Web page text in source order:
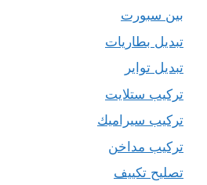
بين سبورت
تبديل بطاريات
تبديل تواير
تركيب ستلايت
تركيب سيراميك
تركيب مداخن
تصليح تكييف